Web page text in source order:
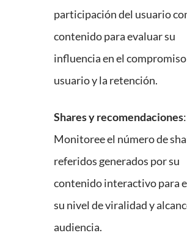
participación del usuario
contenido para evaluar su
influencia en el
usuario y la retención.
Shares y recomendaciones:
Monitoree el número de
referidos generados por su
contenido interactivo para
su nivel de viralidad y
audiencia.